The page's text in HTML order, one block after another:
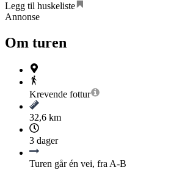
Legg til huskeliste
Annonse
Om turen
Krevende fottur
32,6 km
3 dager
Turen går én vei, fra A-B